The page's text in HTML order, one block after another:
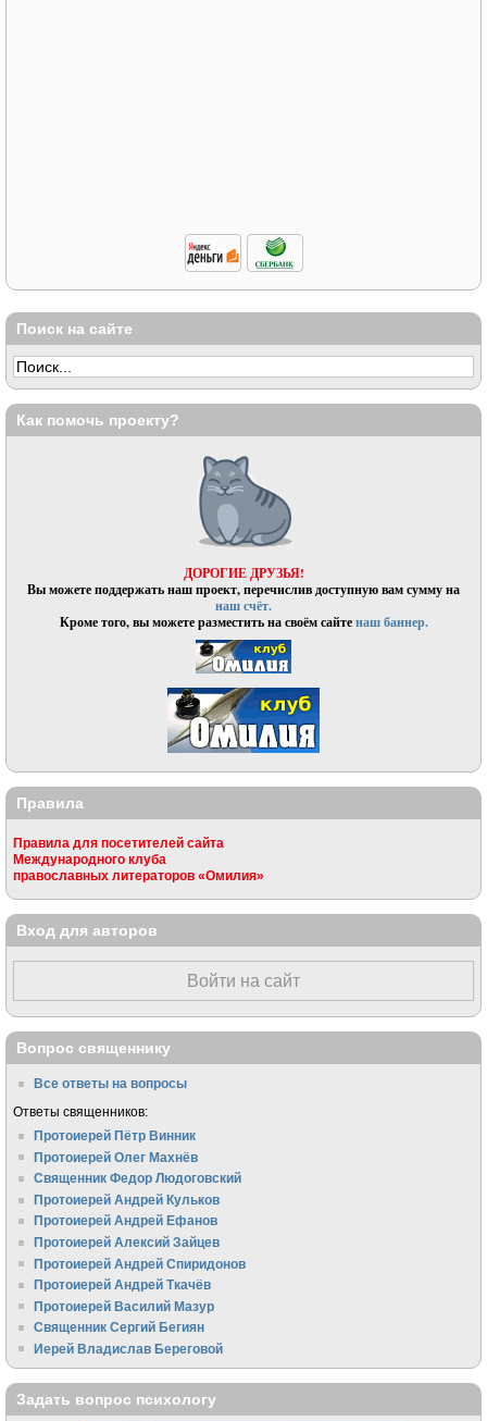
Поиск на сайте
Как помочь проекту?
ДОРОГИЕ ДРУЗЬЯ!
Вы можете поддержать наш проект, перечислив доступную вам сумму на
наш счёт.
Кроме того, вы можете разместить на своём сайтенаш баннер.
Правила
Правила для посетителей сайта
Международного клуба
православных литераторов «Омилия»
Вход для авторов
Войти на сайт
Вопрос священнику
Все ответы на вопросы
Ответы священников:
Протоиерей Пётр Винник
Протоиерей Олег Махнёв
Священник Федор Людоговский
Протоиерей Андрей Кульков
Протоиерей Андрей Ефанов
Протоиерей Алексий Зайцев
Протоиерей Андрей Спиридонов
Протоиерей Андрей Ткачёв
Протоиерей Василий Мазур
Священник Сергий Бегиян
Иерей Владислав Береговой
Задать вопрос психологу